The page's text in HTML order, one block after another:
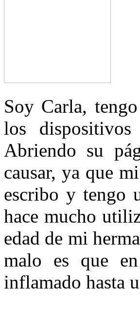
Soy Carla,
los
Abriendo su
causar, ya que
escribo y tengo
hace mucho
edad de mi
malo es que
inflamado hasta